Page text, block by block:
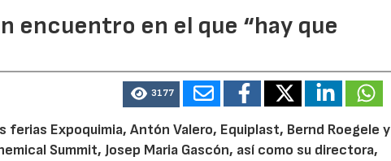
encuentro en el que “hay que
3177
Expoquimia, Antón Valero, Equiplast, Bernd Roegele y
Summit, Josep Maria Gascón, así como su directora,